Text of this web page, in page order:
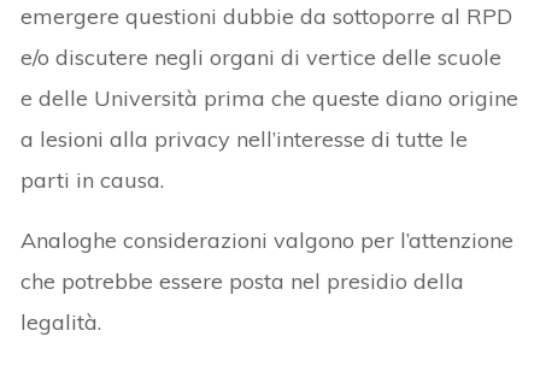
emergere questioni dubbie da sottoporre al RPD
e/o discutere negli organi di vertice delle scuole
e delle Università prima che queste diano origine
a lesioni alla privacy nell’interesse di tutte le
parti in causa.
Analoghe considerazioni valgono per l’attenzione
che potrebbe essere posta nel presidio della
legalità.